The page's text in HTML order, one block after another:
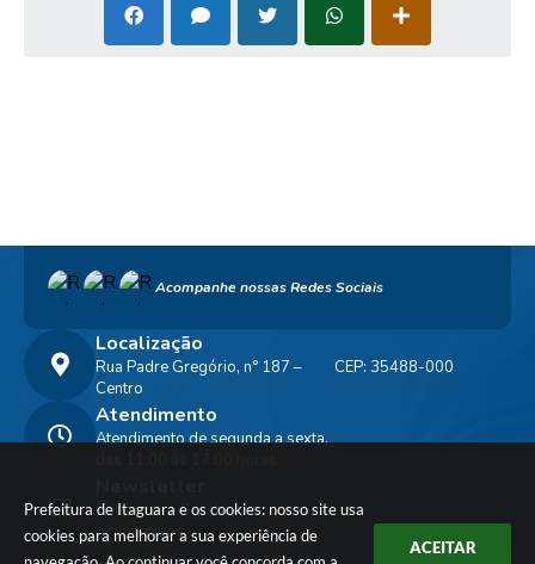
Prefeitura de Itaguara e os cookies: nosso site usa
cookies para melhorar a sua experiência de
ACEITAR
Acompanhe nossas Redes Sociais
Localização
Rua Padre Gregório, n° 187 –
Centro
CEP: 35488-000
Atendimento
Atendimento de segunda a sexta,
Clique para Receber nossos
informativos